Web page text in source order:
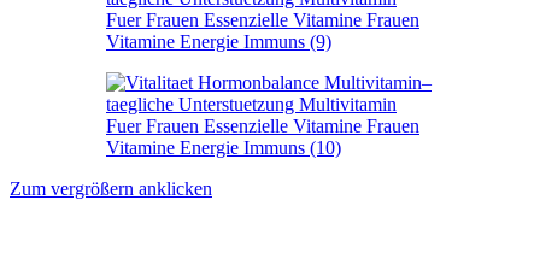
Zum vergrößern anklicken